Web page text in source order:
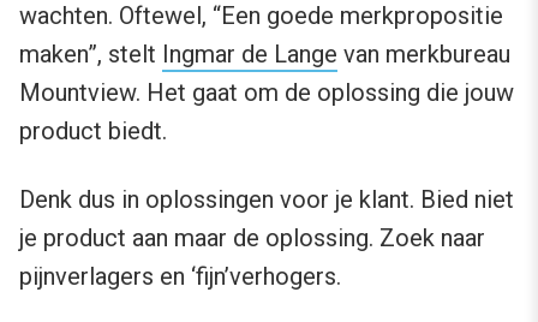
wachten. Oftewel, “Een goede merkpropositie
maken”, stelt Ingmar de Lange van merkbureau
Mountview. Het gaat om de oplossing die jouw
product biedt.
Denk dus in oplossingen voor je klant. Bied niet
je product aan maar de oplossing. Zoek naar
pijnverlagers en ‘fijn’verhogers.